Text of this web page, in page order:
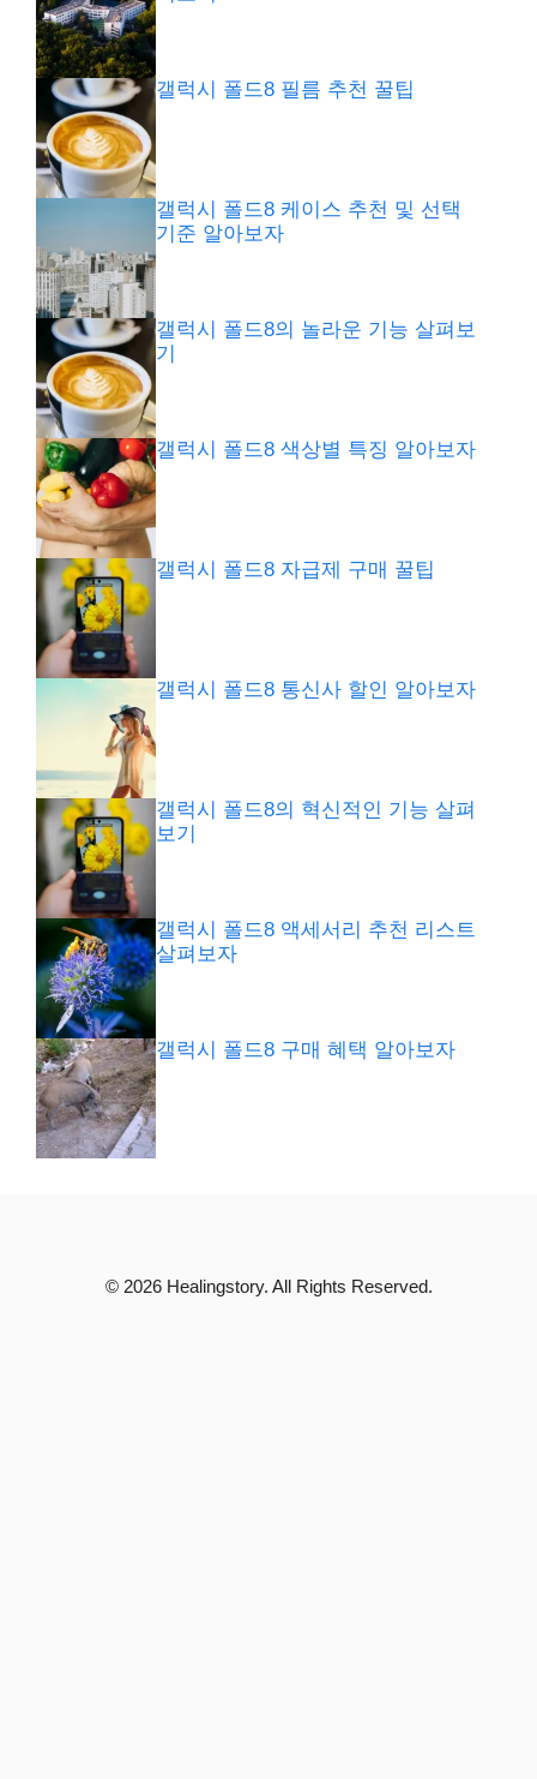
갤럭시 폴드8 필름 추천 꿀팁
갤럭시 폴드8 케이스 추천 및 선택
기준 알아보자
갤럭시 폴드8의 놀라운 기능 살펴보
기
갤럭시 폴드8 색상별 특징 알아보자
갤럭시 폴드8 자급제 구매 꿀팁
갤럭시 폴드8 통신사 할인 알아보자
갤럭시 폴드8의 혁신적인 기능 살펴
보기
갤럭시 폴드8 액세서리 추천 리스트
살펴보자
갤럭시 폴드8 구매 혜택 알아보자
© 2026 Healingstory. All Rights Reserved.